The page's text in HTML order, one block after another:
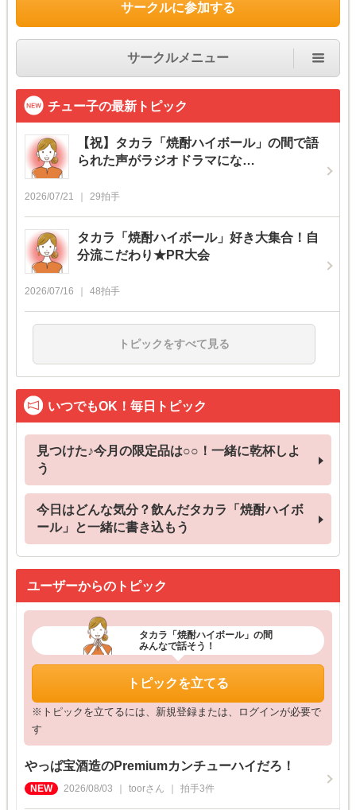
サークルに参加する
サークルメニュー
チュー子の最新トピック
【祝】タカラ「焼酎ハイボール」の間で語
られた声がラジオドラマにな…
2026/07/21 29拍手
タカラ「焼酎ハイボール」好き大集合！自
分流こだわり★PR大会
2026/07/16 48拍手
トピックをすべて見る
いつでもOK！毎日トピック
見つけた♪今月の限定品は○○！一緒に乾杯しよ
う
今日はどんな気分？飲んだタカラ「焼酎ハイボ
ール」と一緒に書き込もう
ユーザーからのトピック
タカラ「焼酎ハイボール」の間
みんなで話そう！
トピックを立てる
※トピックを立てるには、新規登録または、ログインが必要で
す
やっぱ宝酒造のPremiumカンチューハイだろ！
2026/08/03 toorさん 拍手3件